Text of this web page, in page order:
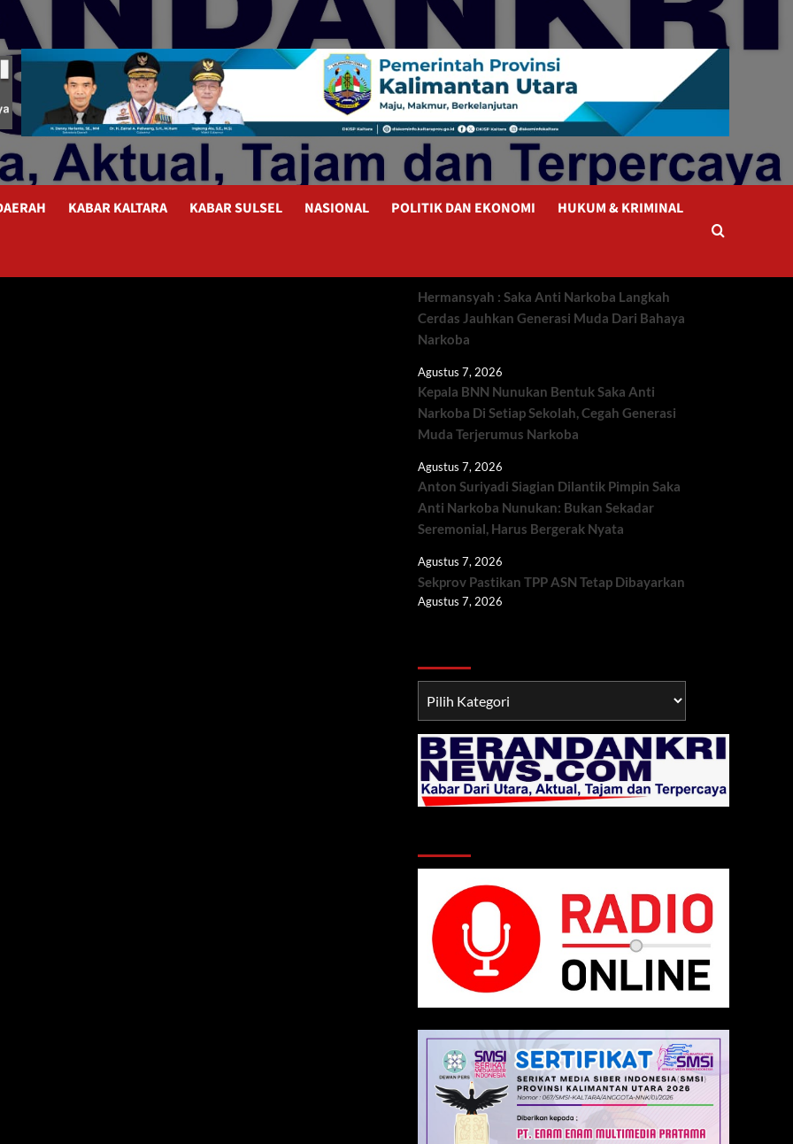
KABAR KALTARA KABAR SULSEL NASIONAL POLITIK DAN EKONOMI HUKUM & KRIMINAL
Hermansyah : Saka Anti Narkoba Langkah
Cerdas Jauhkan Generasi Muda Dari Bahaya
Narkoba
Agustus 7, 2026
Kepala BNN Nunukan Bentuk Saka Anti
Narkoba Di Setiap Sekolah, Cegah Generasi
Muda Terjerumus Narkoba
Agustus 7, 2026
Anton Suriyadi Siagian Dilantik Pimpin Saka
Anti Narkoba Nunukan: Bukan Sekadar
Seremonial, Harus Bergerak Nyata
Agustus 7, 2026
Sekprov Pastikan TPP ASN Tetap Dibayarkan
Agustus 7, 2026
TNI/POLRI